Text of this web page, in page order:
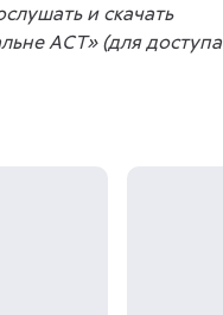
и скачать
АСТ» (для доступа